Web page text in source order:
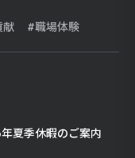
献 職場体験
夏季休暇のご案内